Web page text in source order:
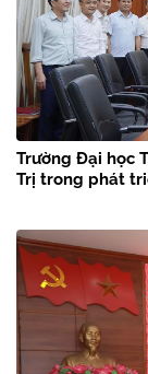
Trường Đại học
Trị trong phát